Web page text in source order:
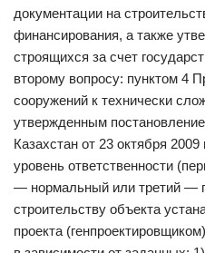
документации на
финансирования, а также
строящихся за счет
второму вопросу: пунктом 4
сооружений к технически
утвержденным
Казахстан от 23 октября
уровень ответственности
— нормальный или третий —
строительству объекта
проекта